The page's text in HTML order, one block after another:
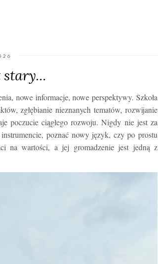
stary...
nowe informacje, nowe perspektywy. Szkoła
zgłębianie nieznanych tematów, rozwijanie
poczucie ciągłego rozwoju. Nigdy nie jest za
poznać nowy język, czy po prostu
na wartości, a jej gromadzenie jest jedną z